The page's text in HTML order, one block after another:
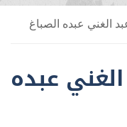
الغني عبده الصباغ
عبده